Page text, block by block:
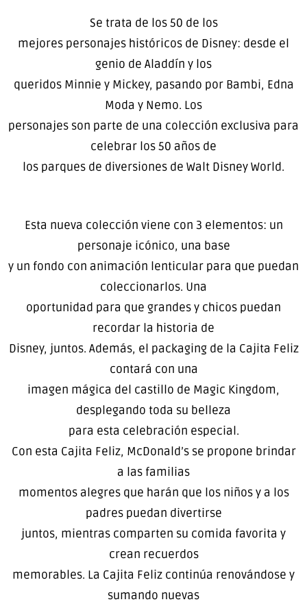
Se trata de los 50 de los
mejores personajes históricos de Disney: desde el
genio de Aladdín y los
queridos Minnie y Mickey, pasando por Bambi, Edna
Moda y Nemo. Los
personajes son parte de una colección exclusiva para
celebrar los 50 años de
los parques de diversiones de Walt Disney World.
Esta nueva colección viene con 3 elementos: un
personaje icónico, una base
y un fondo con animación lenticular para que puedan
coleccionarlos. Una
oportunidad para que grandes y chicos puedan
recordar la historia de
Disney, juntos. Además, el packaging de la Cajita Feliz
contará con una
imagen mágica del castillo de Magic Kingdom,
desplegando toda su belleza
para esta celebración especial.
Con esta Cajita Feliz, McDonald’s se propone brindar
a las familias
momentos alegres que harán que los niños y a los
padres puedan divertirse
juntos, mientras comparten su comida favorita y
crean recuerdos
memorables. La Cajita Feliz continúa renovándose y
sumando nuevas